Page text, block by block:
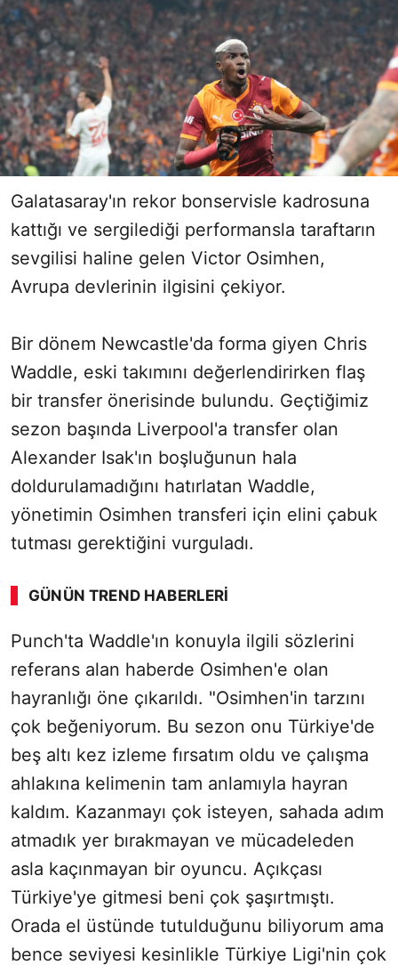
Galatasaray'ın rekor bonservisle kadrosuna
kattığı ve sergilediği performansla taraftarın
sevgilisi haline gelen Victor Osimhen,
Avrupa devlerinin ilgisini çekiyor.
Bir dönem Newcastle'da forma giyen Chris
Waddle, eski takımını değerlendirirken flaş
bir transfer önerisinde bulundu. Geçtiğimiz
sezon başında Liverpool'a transfer olan
Alexander Isak'ın boşluğunun hala
doldurulamadığını hatırlatan Waddle,
yönetimin Osimhen transferi için elini çabuk
tutması gerektiğini vurguladı.
GÜNÜN TREND HABERLERI
Punch'ta Waddle'ın konuyla ilgili sözlerini
referans alan haberde Osimhen'e olan
hayranlığı öne çıkarıldı. "Osimhen'in tarzını
çok beğeniyorum. Bu sezon onu Türkiye'de
beş altı kez izleme fırsatım oldu ve çalışma
ahlakına kelimenin tam anlamıyla hayran
kaldım. Kazanmayı çok isteyen, sahada adım
atmadık yer bırakmayan ve mücadeleden
asla kaçınmayan bir oyuncu. Açıkçası
Türkiye'ye gitmesi beni çok şaşırtmıştı.
Orada el üstünde tutulduğunu biliyorum ama
bence seviyesi kesinlikle Türkiye Ligi'nin çok